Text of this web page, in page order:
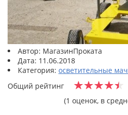
Автор: МагазинПроката
Дата: 11.06.2018
Категория: осветительные
Общий рейтинг
(1 оценок, в